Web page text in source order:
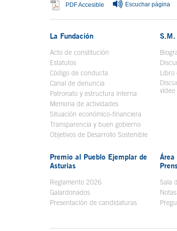
PDF Accesible Se abre en ventana nueva
Escuchar página
La Fundación
Acto de constitución
Estatutos
Código de conducta
Canal de denuncia
Patronato y estructura interna
Memoria de actividades
Situación económico-financiera
Transparencia y buen gobierno
Objetivos de Desarrollo Sostenible
S.M.
Libro
vídeo
Premio al Pueblo Ejemplar de
Asturias
Reglamento 2026
Galardonados
Presentación de candidaturas
Área
Sala